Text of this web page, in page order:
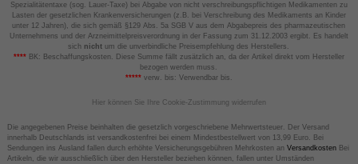
Spezialitätentaxe (sog. Lauer-Taxe) bei Abgabe von nicht verschreibungspflichtigen Medikamenten zu
Lasten der gesetzlichen Krankenversicherungen (z.B. bei Verschreibung des Medikaments an Kinder
unter 12 Jahren), die sich gemäß §129 Abs. 5a SGB V aus dem Abgabepreis des pharmazeutischen
Unternehmens und der Arzneimittelpreisverordnung in der Fassung zum 31.12.2003 ergibt. Es handelt
sich nicht um die unverbindliche Preisempfehlung des Herstellers.
****BK: Beschaffungskosten. Diese Summe fällt zusätzlich an, da der Artikel direkt vom Hersteller
bezogen werden muss.
*****verw. bis: Verwendbar bis.
Hier können Sie Ihre Cookie-Zustimmung widerrufen
Die angegebenen Preise beinhalten die gesetzlich vorgeschriebene Mehrwertsteuer. Der Versand
innerhalb Deutschlands ist versandkostenfrei bei einem Mindestbestellwert von 13,99 Euro. Bei
Sendungen ins Ausland fallen durch erhöhte Versicherungsgebühren Mehrkosten an VersandkostenBei
Artikeln, die wir ausschließlich über den Hersteller beziehen können, fallen unter Umständen